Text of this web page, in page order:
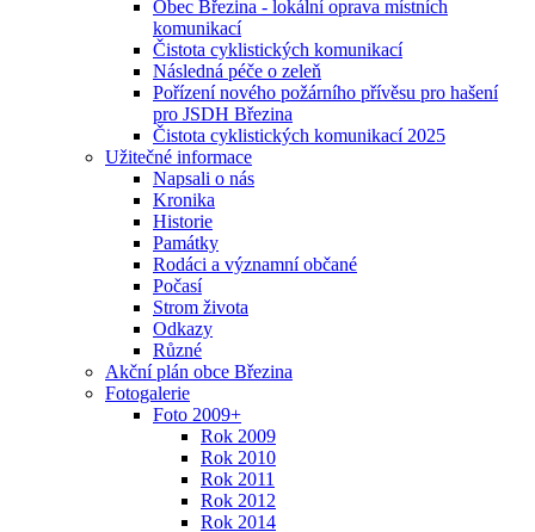
Obec Březina - lokální oprava místních
komunikací
Čistota cyklistických komunikací
Následná péče o zeleň
Pořízení nového požárního přívěsu pro hašení
pro JSDH Březina
Čistota cyklistických komunikací 2025
Užitečné informace
Napsali o nás
Kronika
Historie
Památky
Rodáci a významní občané
Počasí
Strom života
Odkazy
Různé
Akční plán obce Březina
Fotogalerie
Foto 2009+
Rok 2009
Rok 2010
Rok 2011
Rok 2012
Rok 2014